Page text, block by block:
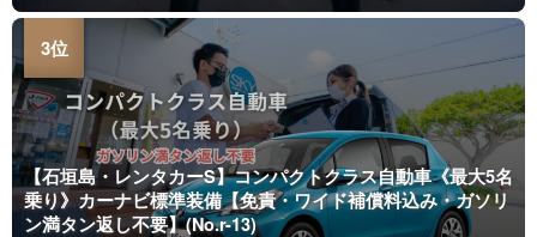
【石垣島・レンタカーS】コンパクトクラス自動車《最大5名
乗り》カーナビ標準装備【免責・ワイド補償料込み・ガソリ
ン満タン返し不要】(No.r-13)